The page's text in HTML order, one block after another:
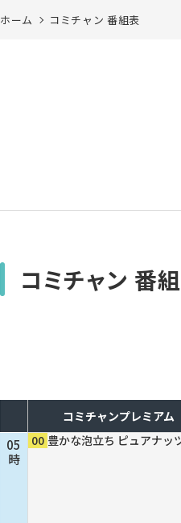
ホーム コミチャン 番組表
コミチャン
コミチャンプレミアム
05
時
00 豊かな泡立ち ピュアナッ